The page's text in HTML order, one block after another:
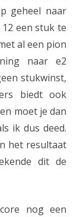
geheel naar
een stuk te
al een pion
naar e2
stukwinst,
biedt ook
moet je dan
ik dus deed.
het resultaat
dit de
nog een